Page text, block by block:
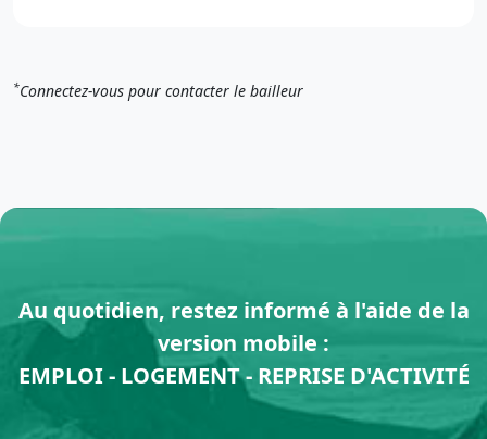
*Connectez-vous pour contacter le bailleur
Au quotidien, restez informé à l'aide de la
version mobile :
EMPLOI - LOGEMENT - REPRISE D'ACTIVITÉ